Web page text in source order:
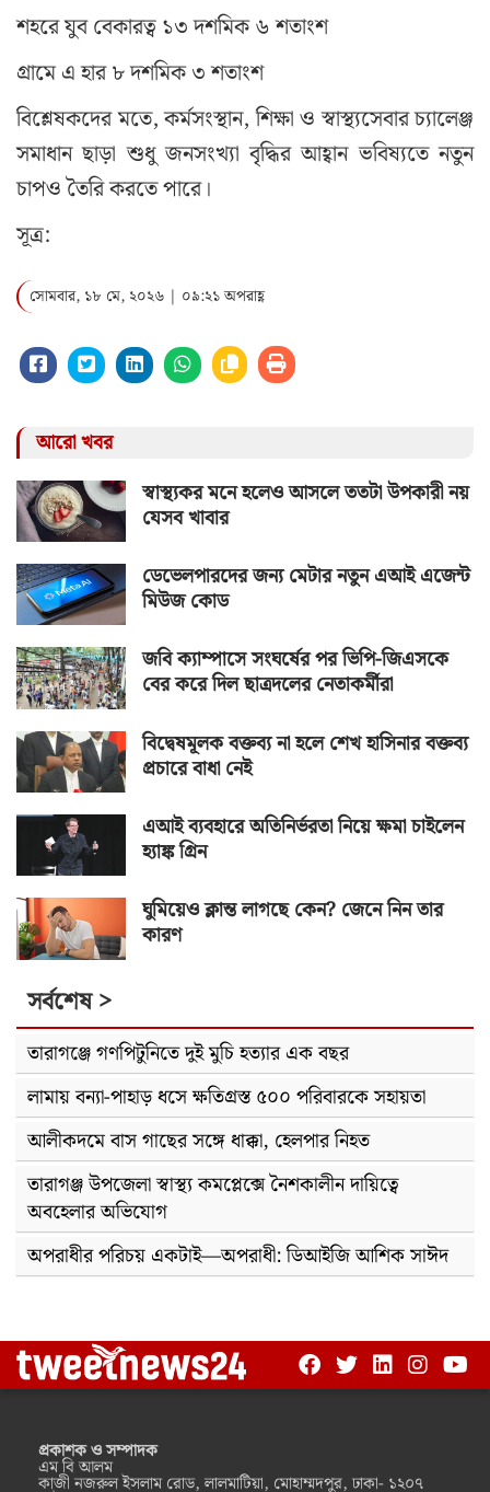
শহরে যুব বেকারত্ব ১৩ দশমিক ৬ শতাংশ
গ্রামে এ হার ৮ দশমিক ৩ শতাংশ
বিশ্লেষকদের মতে, কর্মসংস্থান, শিক্ষা ও স্বাস্থ্যসেবার চ্যালেঞ্জ
সমাধান ছাড়া শুধু জনসংখ্যা বৃদ্ধির আহ্বান ভবিষ্যতে নতুন
চাপও তৈরি করতে পারে।
সূত্র:
সোমবার, ১৮ মে, ২০২৬ | ০৯:২১ অপরাহ্ণ
আরো খবর
স্বাস্থ্যকর মনে হলেও আসলে ততটা উপকারী নয়
যেসব খাবার
ডেভেলপারদের জন্য মেটার নতুন এআই এজেন্ট
মিউজ কোড
জবি ক্যাম্পাসে সংঘর্ষের পর ভিপি-জিএসকে
বের করে দিল ছাত্রদলের নেতাকর্মীরা
বিদ্বেষমূলক বক্তব্য না হলে শেখ হাসিনার বক্তব্য
প্রচারে বাধা নেই
এআই ব্যবহারে অতিনির্ভরতা নিয়ে ক্ষমা চাইলেন
হ্যাঙ্ক গ্রিন
ঘুমিয়েও ক্লান্ত লাগছে কেন? জেনে নিন তার
কারণ
সর্বশেষ >
তারাগঞ্জে গণপিটুনিতে দুই মুচি হত্যার এক বছর
লামায় বন্যা-পাহাড় ধসে ক্ষতিগ্রস্ত ৫০০ পরিবারকে সহায়তা
আলীকদমে বাস গাছের সঙ্গে ধাক্কা, হেলপার নিহত
তারাগঞ্জ উপজেলা স্বাস্থ্য কমপ্লেক্সে নৈশকালীন দায়িত্বে
অবহেলার অভিযোগ
অপরাধীর পরিচয় একটাই—অপরাধী: ডিআইজি আশিক সাঈদ
প্রকাশক ও সম্পাদক
এম বি আলম
কাজী নজরুল ইসলাম রোড, লালমাটিয়া, মোহাম্মদপুর, ঢাকা- ১২০৭